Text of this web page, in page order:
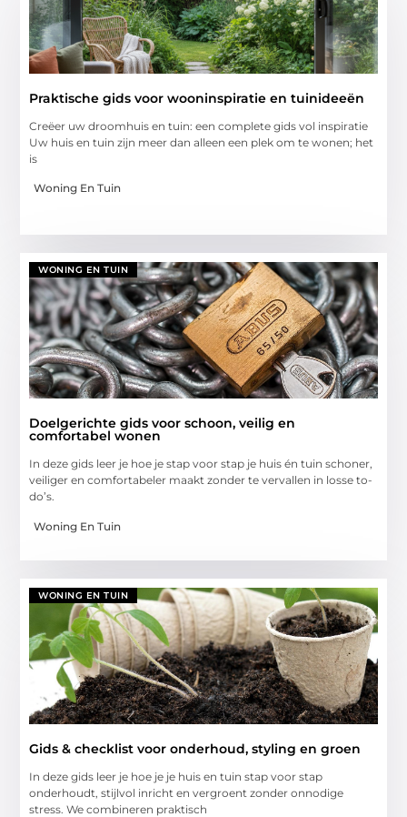
Praktische gids voor wooninspiratie en tuinideeën
Creëer uw droomhuis en tuin: een complete gids vol inspiratie
Uw huis en tuin zijn meer dan alleen een plek om te wonen; het
is
Woning En Tuin
WONING EN TUIN
Doelgerichte gids voor schoon, veilig en
comfortabel wonen
In deze gids leer je hoe je stap voor stap je huis én tuin schoner,
veiliger en comfortabeler maakt zonder te vervallen in losse to-
do’s.
Woning En Tuin
WONING EN TUIN
Gids & checklist voor onderhoud, styling en groen
In deze gids leer je hoe je je huis en tuin stap voor stap
onderhoudt, stijlvol inricht en vergroent zonder onnodige
stress. We combineren praktisch